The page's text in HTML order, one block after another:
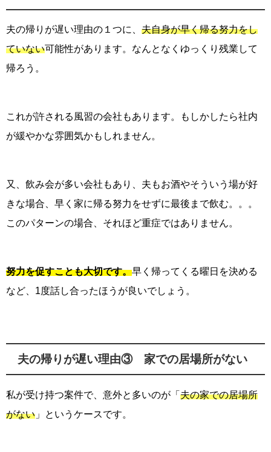
夫の帰りが遅い理由の１つに、 夫自身が早く帰る努力をし
ていない可能性があります。なんとなくゆっくり残業して
帰ろう。
これが許される風習の会社もあります。もしかしたら社内
が緩やかな雰囲気かもしれません。
又、飲み会が多い会社もあり、夫もお酒やそういう場が好
きな場合、早く家に帰る努力をせずに最後まで飲む。。。
このパターンの場合、それほど重症ではありません。
努力を促すことも大切です。早く帰ってくる曜日を決める
など、1度話し合ったほうが良いでしょう。
夫の帰りが遅い理由③ 家での居場所がない
私が受け持つ案件で、意外と多いのが「 夫の家での居場所
がない 」というケースです。